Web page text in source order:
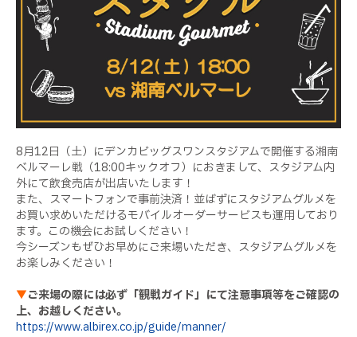
8月12日（土）にデンカビッグスワンスタジアムで開催する湘南
ベルマーレ戦（18:00キックオフ）におきまして、スタジアム内
外にて飲食売店が出店いたします！
また、スマートフォンで事前決済！並ばずにスタジアムグルメを
お買い求めいただけるモバイルオーダーサービスも運用しており
ます。この機会にお試しください！
今シーズンもぜひお早めにご来場いただき、スタジアムグルメを
お楽しみください！
▼ご来場の際には必ず「観戦ガイド」にて注意事項等をご確認の
上、お越しください。
https://www.albirex.co.jp/guide/manner/